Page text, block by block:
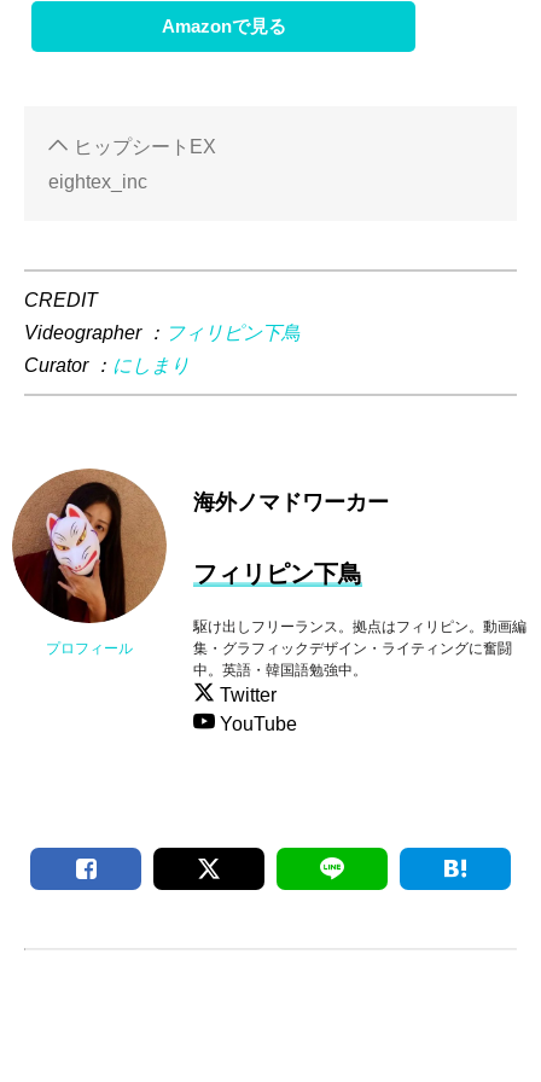
Amazonで見る
ヒップシートEX
eightex_inc
CREDIT
Videographer ： フィリピン下鳥
Curator ： にしまり
プロフィール
海外ノマドワーカー
フィリピン下鳥
駆け出しフリーランス。拠点はフィリピン。動画編
集・グラフィックデザイン・ライティングに奮闘
中。英語・韓国語勉強中。
Twitter
YouTube